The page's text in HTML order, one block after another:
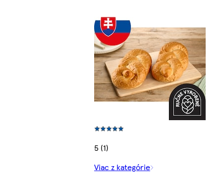
5 (1)
Viac z kategórie